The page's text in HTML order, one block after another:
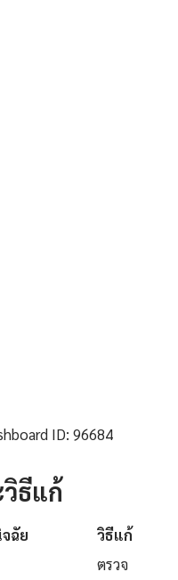
ID: 96684
ธีแก้
ฉัย วิธีแก้
ตรวจ